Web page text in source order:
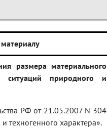
размера материального
ситуаций природного и
РФ от 21.05.2007 N 304
техногенного характера».